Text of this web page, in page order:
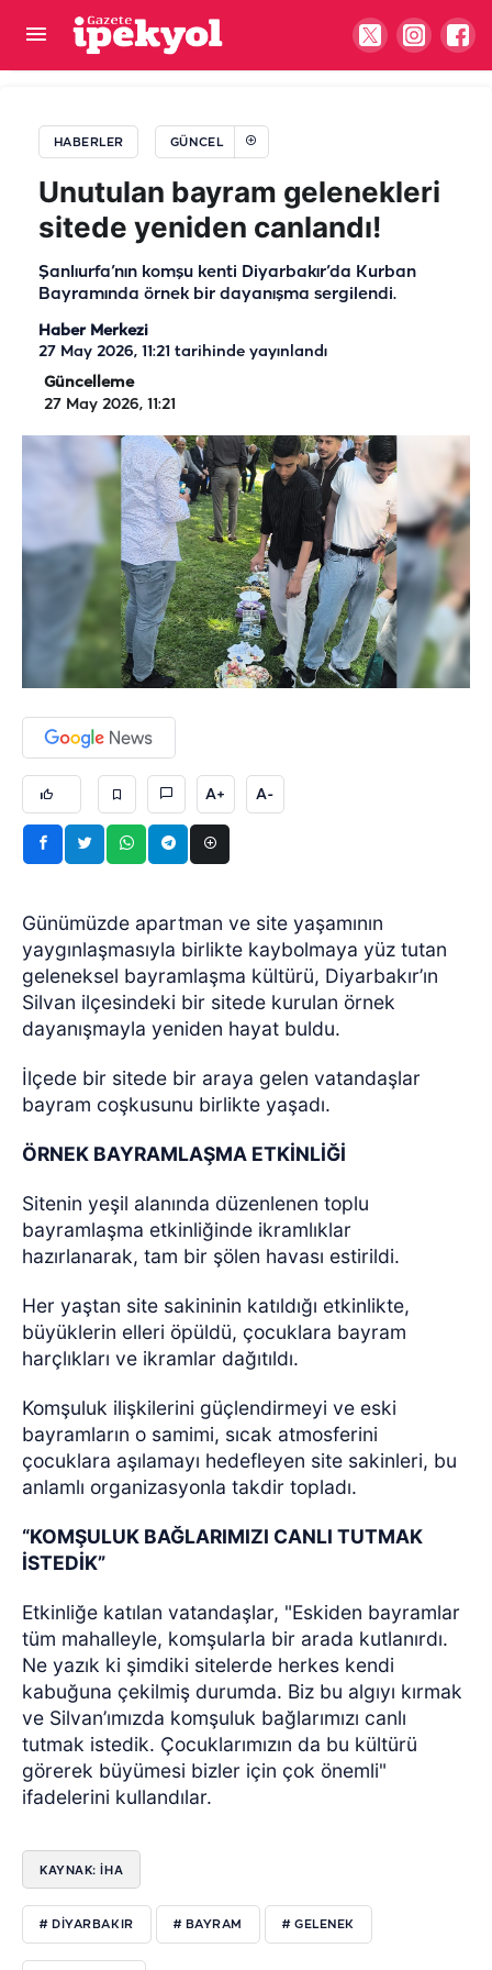
HABERLER GÜNCEL
Unutulan bayram gelenekleri
sitede yeniden canlandı!
Şanlıurfa’nın komşu kenti Diyarbakır’da Kurban
Bayramında örnek bir dayanışma sergilendi.
Haber Merkezi
27 May 2026, 11:21 tarihinde yayınlandı
Güncelleme
27 May 2026, 11:21
A+ A-
Günümüzde apartman ve site yaşamının
yaygınlaşmasıyla birlikte kaybolmaya yüz tutan
geleneksel bayramlaşma kültürü, Diyarbakır’ın
Silvan ilçesindeki bir sitede kurulan örnek
dayanışmayla yeniden hayat buldu.
İlçede bir sitede bir araya gelen vatandaşlar
bayram coşkusunu birlikte yaşadı.
ÖRNEK BAYRAMLAŞMA ETKİNLİĞİ
Sitenin yeşil alanında düzenlenen toplu
bayramlaşma etkinliğinde ikramlıklar
hazırlanarak, tam bir şölen havası estirildi.
Her yaştan site sakininin katıldığı etkinlikte,
büyüklerin elleri öpüldü, çocuklara bayram
harçlıkları ve ikramlar dağıtıldı.
Komşuluk ilişkilerini güçlendirmeyi ve eski
bayramların o samimi, sıcak atmosferini
çocuklara aşılamayı hedefleyen site sakinleri, bu
anlamlı organizasyonla takdir topladı.
“KOMŞULUK BAĞLARIMIZI CANLI TUTMAK
İSTEDİK”
Etkinliğe katılan vatandaşlar, "Eskiden bayramlar
tüm mahalleyle, komşularla bir arada kutlanırdı.
Ne yazık ki şimdiki sitelerde herkes kendi
kabuğuna çekilmiş durumda. Biz bu algıyı kırmak
ve Silvan’ımızda komşuluk bağlarımızı canlı
tutmak istedik. Çocuklarımızın da bu kültürü
görerek büyümesi bizler için çok önemli"
ifadelerini kullandılar.
KAYNAK: İHA
# DİYARBAKIR # BAYRAM # GELENEK
Urfa’nın yeşil alanları büyüyor: 2 yeni park yolda